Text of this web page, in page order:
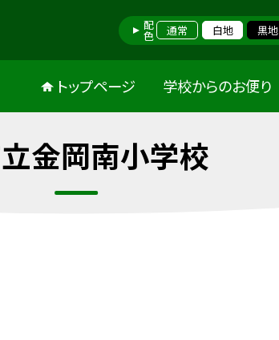
配色 通常 白地 黒地
トップページ 学校からのお便り
金岡南小学校